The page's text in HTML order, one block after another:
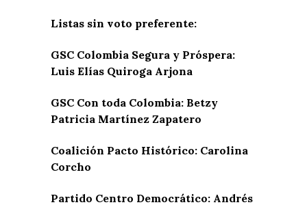
Listas sin voto preferente:
GSC Colombia Segura y Próspera:
Luis Elías Quiroga Arjona
GSC Con toda Colombia: Betzy
Patricia Martínez Zapatero
Coalición Pacto Histórico: Carolina
Corcho
Partido Centro Democrático: Andrés